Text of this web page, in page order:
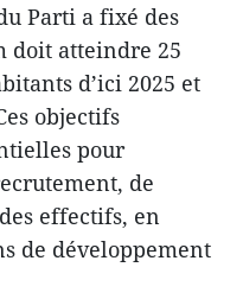
Parti a fixé des
doit atteindre 25
d’ici 2025 et
objectifs
pour
de
effectifs, en
de développement